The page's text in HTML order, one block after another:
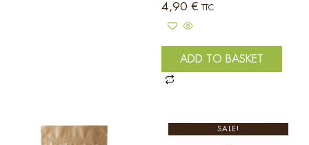
4,90 € TTC
ADD TO BASKET
SALE!